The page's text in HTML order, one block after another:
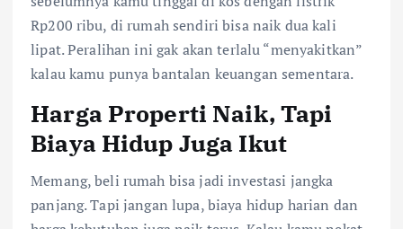
Rp200 ribu, di rumah sendiri bisa naik dua kali
lipat. Peralihan ini gak akan terlalu “menyakitkan”
kalau kamu punya bantalan keuangan sementara.
Harga Properti Naik, Tapi
Biaya Hidup Juga Ikut
Memang, beli rumah bisa jadi investasi jangka
panjang. Tapi jangan lupa, biaya hidup harian dan